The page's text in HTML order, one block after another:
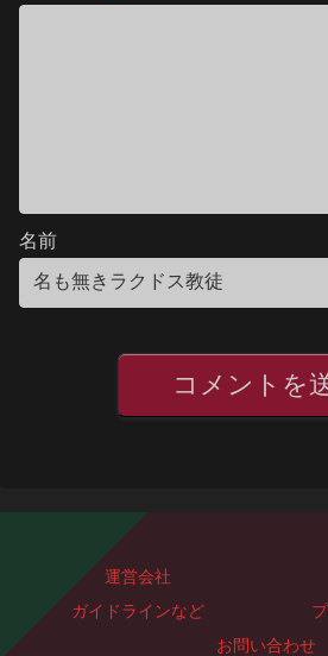
名前
運営会社
ガイドラインなど
お問い合わせ